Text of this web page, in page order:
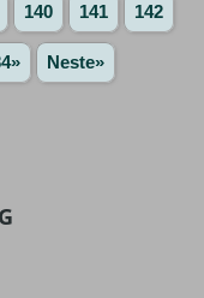
140 141 142
Neste»